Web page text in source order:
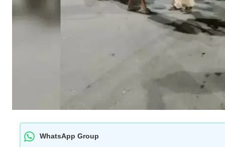
WhatsApp Group